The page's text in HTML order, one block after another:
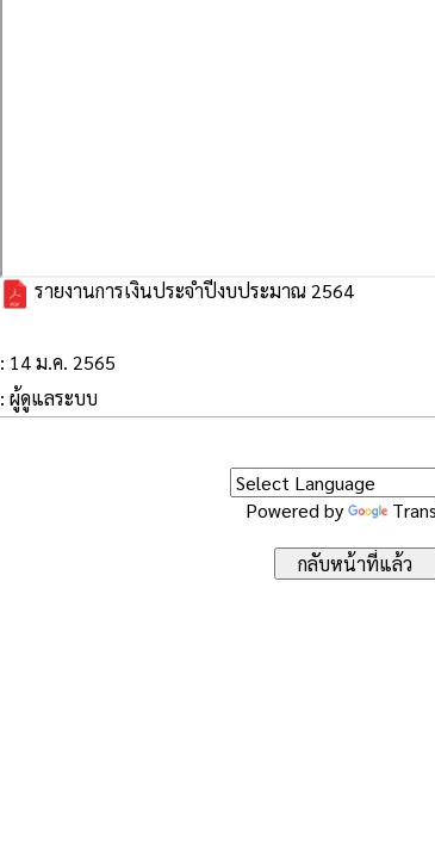
รายงานการเงินประจำปีงบประมาณ 2564
: 14 ม.ค. 2565
: ผู้ดูแลระบบ
Powered by